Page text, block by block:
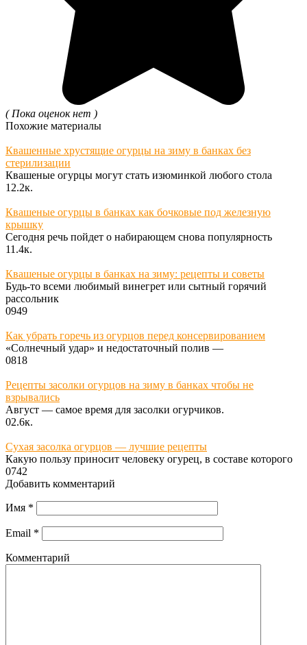
( Пока оценок нет )
Похожие материалы
Квашенные хрустящие огурцы на зиму в банках без
стерилизации
Квашеные огурцы могут стать изюминкой любого стола
1 2.2к.
Квашеные огурцы в банках как бочковые под железную
крышку
Сегодня речь пойдет о набирающем снова популярность
11.4к.
Квашеные огурцы в банках на зиму: рецепты и советы
Будь-то всеми любимый винегрет или сытный горячий
рассольник
0949
Как убрать горечь из огурцов перед консервированием
«Солнечный удар» и недостаточный полив —
0818
Рецепты засолки огурцов на зиму в банках чтобы не
взрывались
Август — самое время для засолки огурчиков.
02.6к.
Сухая засолка огурцов — лучшие рецепты
Какую пользу приносит человеку огурец, в составе которого
0742
Добавить комментарий
Имя *
Email *
Комментарий